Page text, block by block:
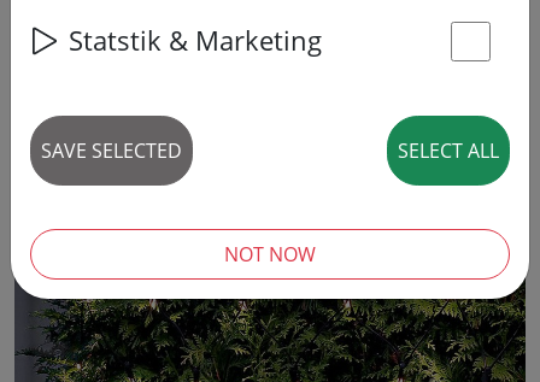
‹ ›
Statstik & Marketing
SAVE SELECTED SELECT ALL
NOT NOW